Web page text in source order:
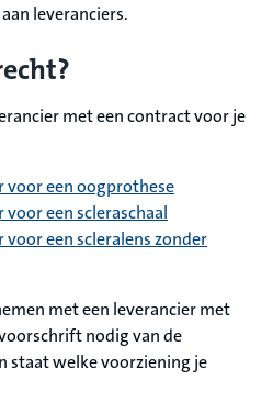
leveranciers.
met een contract voor je
voor een oogprothese
een scleraschaal
voor een scleralens zonder
met een leverancier met
nodig van de
staat welke voorziening je